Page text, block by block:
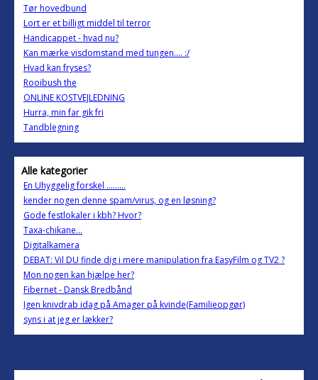
Tør hovedbund
Lort er et billigt middel til terror
Handicappet - hvad nu?
Kan mærke visdomstand med tungen.... :/
Hvad kan fryses?
Rooibush the
ONLINE KOSTVEJLEDNING
Hurra, min far gik fri
Tandblegning
Alle kategorier
En Uhyggelig forskel .........
kender nogen denne spam/virus, og en løsning?
Gode festlokaler i kbh? Hvor?
Taxa-chikane...
Digitalkamera
DEBAT: Vil DU finde dig i mere manipulation fra EasyFilm og TV2 ?
Mon nogen kan hjælpe her?
Fibernet - Dansk Bredbånd
Igen knivdrab idag på Amager på kvinde(Familieopgør)
syns i at jeg er lækker?